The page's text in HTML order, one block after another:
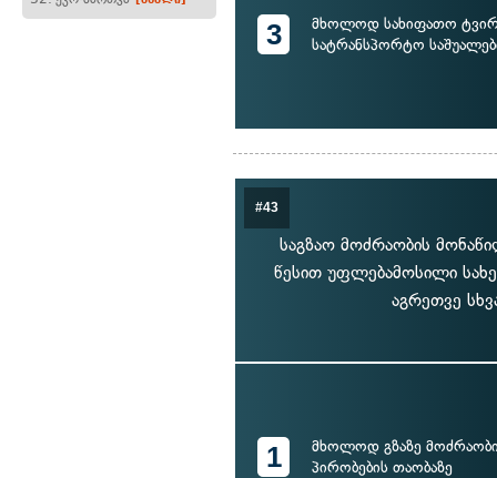
3
მხოლოდ სახიფათო
სატრანსპორტო
#43
საგზაო მოძრაობის
წესით უფლებამოსილი
აგრეთვე
1
მხოლოდ გზაზე
პირობების თაობაზე